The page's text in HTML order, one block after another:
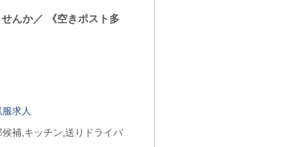
んか／ 《空きポスト多
求人
補,キッチン,送りドライバ